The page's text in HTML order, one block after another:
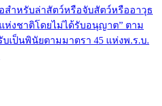
สำหรับล่าสัตว์หรือจับสัตว์หรืออาวุธ
ห่งชาติโดยไม่ได้รับอนุญาต” ตาม
เป็นพินัยตามมาตรา 45 แห่งพ.ร.บ.